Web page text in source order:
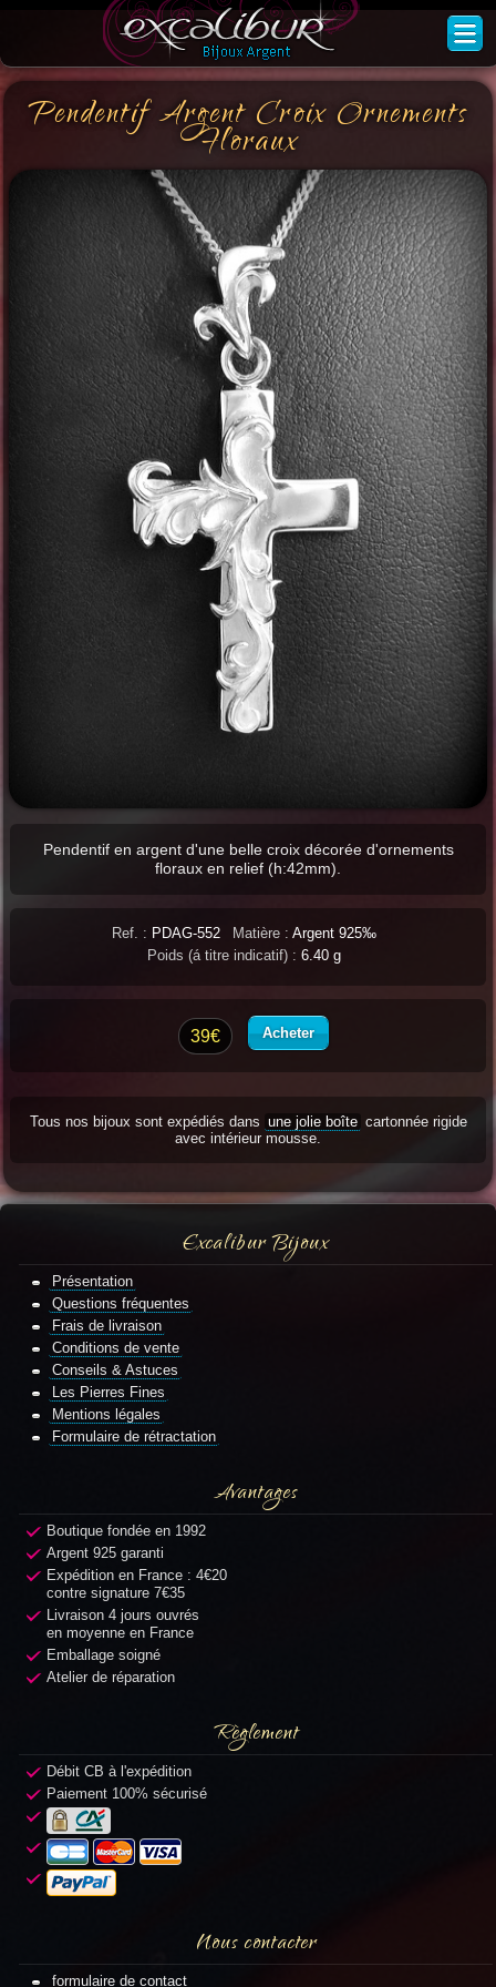
Pendentif Argent Croix Ornements
Floraux
Pendentif en argent d'une belle croix décorée d'ornements
floraux en relief (h:42mm).
Ref. : PDAG-552 Matière : Argent 925‰
Poids (á titre indicatif) : 6.40 g
39€ Acheter
Tous nos bijoux sont expédiés dans une jolie boîte cartonnée rigide
avec intérieur mousse.
Excalibur Bijoux
Présentation
Questions fréquentes
Frais de livraison
Conditions de vente
Conseils & Astuces
Les Pierres Fines
Mentions légales
Formulaire de rétractation
Avantages
Boutique fondée en 1992
Argent 925 garanti
Expédition en France : 4€20
contre signature 7€35
Livraison 4 jours ouvrés
en moyenne en France
Emballage soigné
Atelier de réparation
Règlement
Débit CB à l'expédition
Paiement 100% sécurisé
Nous contacter
formulaire de contact